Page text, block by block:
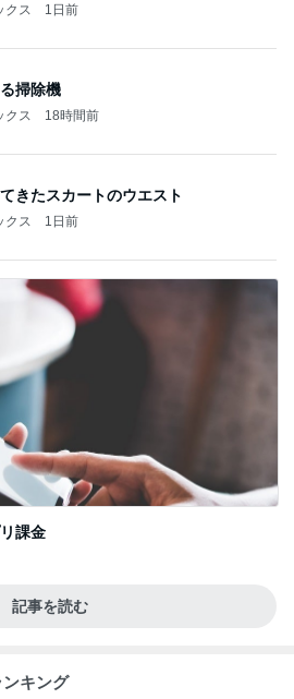
クス 1日前
掃除機
クス 18時間前
きたスカートのウエスト
クス 1日前
課金
記事を読む
キング